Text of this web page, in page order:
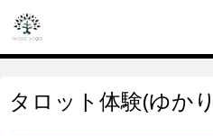
タロット体験(ゆか